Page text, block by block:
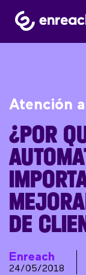
Atención
¿POR
DE
Enreach
24/05/2018